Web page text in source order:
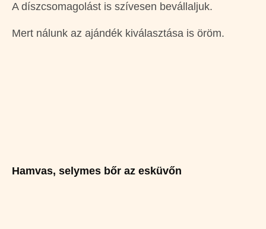
A díszcsomagolást is szívesen bevállaljuk.
Mert nálunk az ajándék kiválasztása is öröm.
Hamvas, selymes bőr az esküvőn